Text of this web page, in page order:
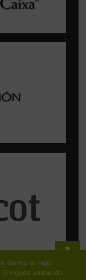
▼
nuestras actividades!
damos la mejor
sigues utilizando